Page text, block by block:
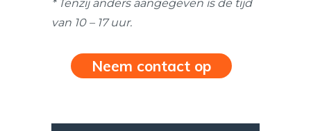
* Tenzij anders aangegeven is de tijd
van 10 – 17 uur.
Neem contact op